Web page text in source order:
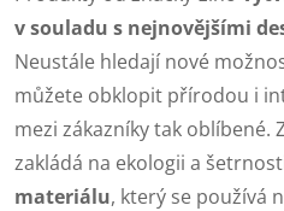
v souladu s nejnovějšími
Neustále hledají nové
můžete obklopit přírodou i
mezi zákazníky tak oblíbené.
zakládá na ekologii a
materiálu, který se používá